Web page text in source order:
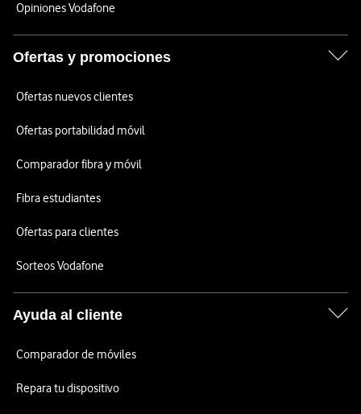
Opiniones Vodafone
Ofertas y promociones
Ofertas nuevos clientes
Ofertas portabilidad móvil
Comparador fibra y móvil
Fibra estudiantes
Ofertas para clientes
Sorteos Vodafone
Ayuda al cliente
Comparador de móviles
Repara tu dispositivo